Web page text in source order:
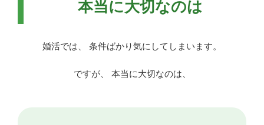
本当に大切なのは
婚活では、 条件ばかり気にしてしまいます。
ですが、 本当に大切なのは、